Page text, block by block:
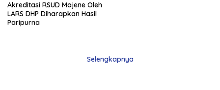
Akreditasi RSUD Majene Oleh
LARS DHP Diharapkan Hasil
Paripurna
Selengkapnya